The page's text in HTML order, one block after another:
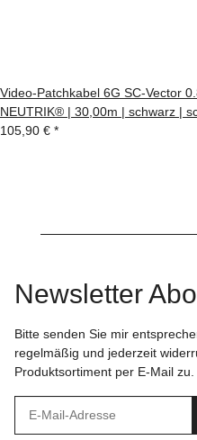
Video-Patchkabel 6G SC-Vector
NEUTRIK® | 30,00m | schwarz |
105,90 € *
Newsletter
Bitte senden Sie mir
regelmäßig und jederzeit
Produktsortiment per E-Mail zu.